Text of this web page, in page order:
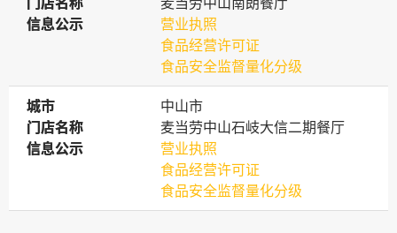
信息公示
信息公示
营业执照
食品经营许可证
食品安全监督量化分级
城市
城市
中山市
门店名称
门店名称
麦当劳中山石岐大信二期餐厅
信息公示
信息公示
营业执照
食品经营许可证
食品安全监督量化分级